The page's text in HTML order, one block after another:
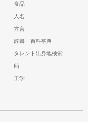
食品
人名
方言
辞書・百科事典
タレント出身地検索
船
工学